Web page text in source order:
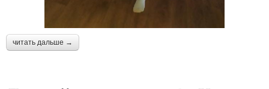
читать дальше →